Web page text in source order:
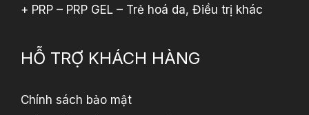
+ PRP – PRP GEL – Trẻ hoá da, Điều trị khác
HỖ TRỢ KHÁCH HÀNG
Chính sách bảo mật